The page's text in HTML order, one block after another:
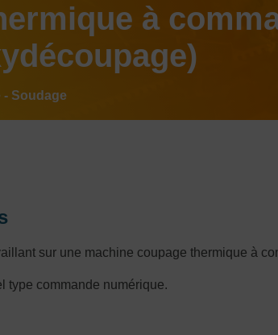
à
- Soudage
sur une machine coupage thermique à
type commande numérique.